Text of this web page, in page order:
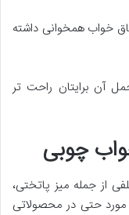
خواب همخوانی داشته
آن برایتان راحت تر
چوبی
از جمله میز پاتختی،
حتی در محصولاتی